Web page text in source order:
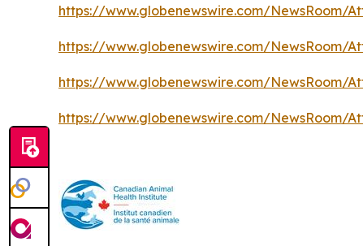
https://www.globenewswire.com/NewsRoom/
https://www.globenewswire.com/NewsRoom/
https://www.globenewswire.com/NewsRoom/
https://www.globenewswire.com/NewsRoom/